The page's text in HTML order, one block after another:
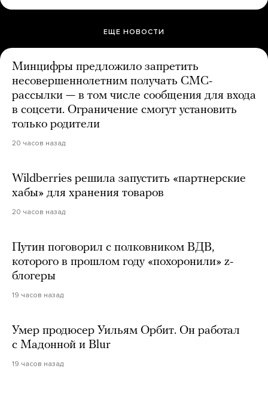
ЕЩЕ НОВОСТИ
Минцифры предложило запретить
несовершеннолетним получать СМС-
рассылки — в том числе сообщения для входа
в соцсети. Ограничение смогут установить
только родители
20 часов назад
Wildberries решила запустить «партнерские
хабы» для хранения товаров
20 часов назад
Путин поговорил с полковником ВДВ,
которого в прошлом году «похоронили» z-
блогеры
19 часов назад
Умер продюсер Уильям Орбит. Он работал
с Мадонной и Blur
19 часов назад